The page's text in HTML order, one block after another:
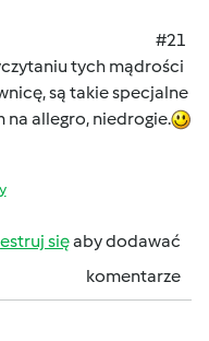
#21
tych mądrości
są takie specjalne
na allegro, niedrogie.
sięaby dodawać
komentarze